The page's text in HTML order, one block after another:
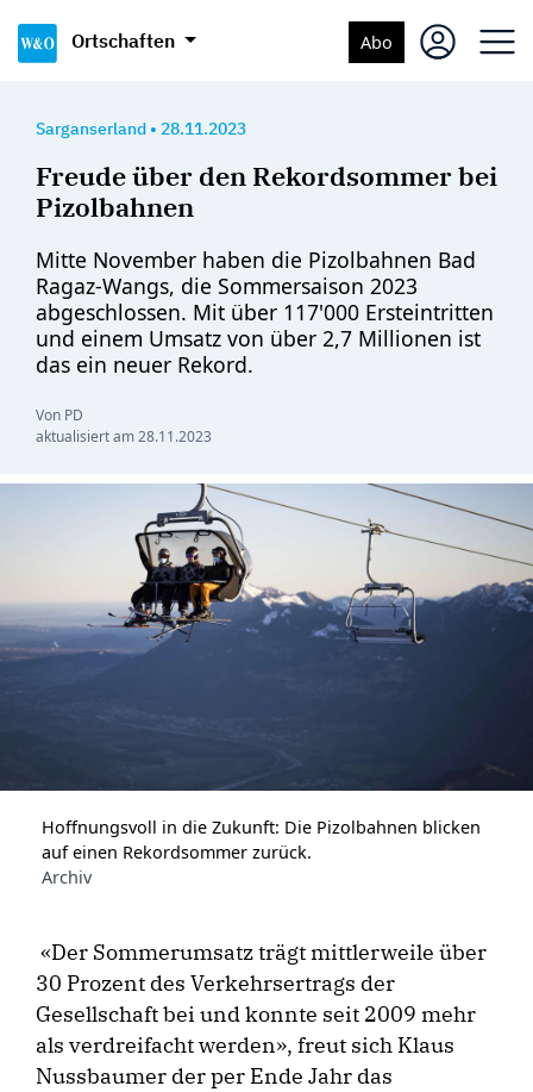
Ortschaften Abo
Sarganserland • 28.11.2023
Freude über den Rekordsommer bei
Pizolbahnen
Mitte November haben die Pizolbahnen Bad
Ragaz-Wangs, die Sommersaison 2023
abgeschlossen. Mit über 117'000 Ersteintritten
und einem Umsatz von über 2,7 Millionen ist
das ein neuer Rekord.
Von PD
aktualisiert am28.11.2023
Hoffnungsvoll in die Zukunft: Die Pizolbahnen blicken
auf einen Rekordsommer zurück.
Archiv
«Der Sommerumsatz trägt mittlerweile über
30 Prozent des Verkehrsertrags der
Gesellschaft bei und konnte seit 2009 mehr
als verdreifacht werden», freut sich Klaus
Nussbaumer der per Ende Jahr das